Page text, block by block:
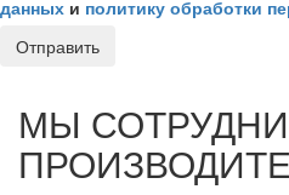
данных и политику обработки
Отправить
МЫ